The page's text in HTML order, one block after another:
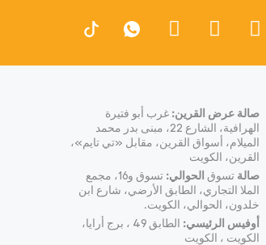
صالة عرض القرين: غرب أبو فتيرة
الهرافية، الشارع 22، مبنى بدر محمد
الميلام، أسواق القرين، مقابل «تي تايم»،
القرين، الكويت
صالة تسوق الحوالي:
تسوق و16، مجمع
الملا التجاري، الطابق الأرضي، شارع ابن
خلدون، الحوالي، الكويت.
أوفيس الرئيسي:
الطابق 49 ، برج أرايا،
الكويت ، الكويت